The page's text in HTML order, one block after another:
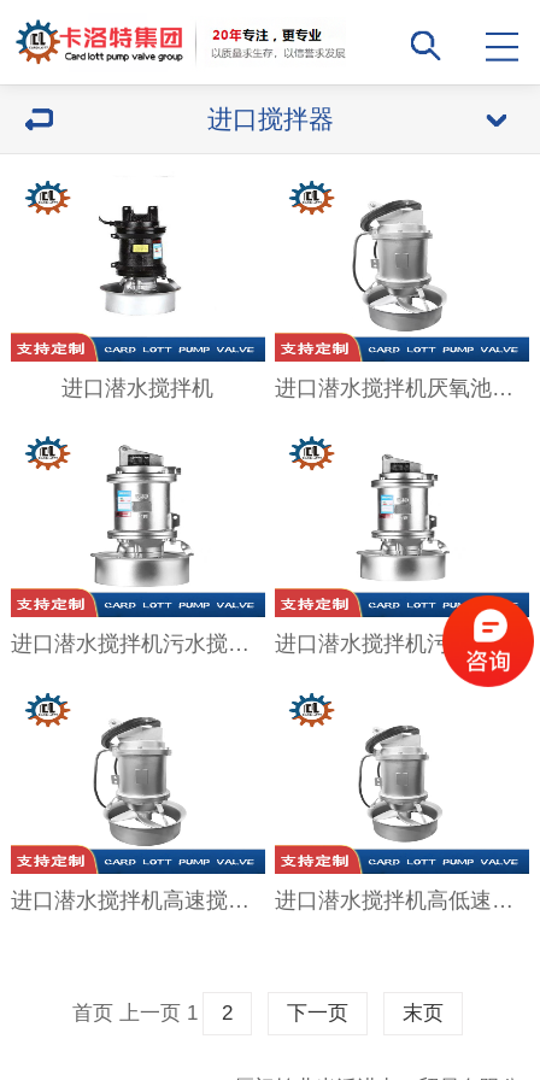
进口搅拌器
进口潜水搅拌机 进口潜水搅拌机厌氧池污水处理搅拌器水下叶轮推进器低速高速推流器
进口潜水搅拌机污水搅拌器废水处理不锈钢水泵耐高温 进口潜水搅拌机污水处理器水下搅拌器厌氧铸铁不锈钢高速推流器
进口潜水搅拌机高速搅拌器水下潜水搅拌器QJB-W污泥回流泵 进口潜水搅拌机高低速混合流泵推进器安装支架固定系统污水搅拌器
首页 上一页 1 2 下一页 末页